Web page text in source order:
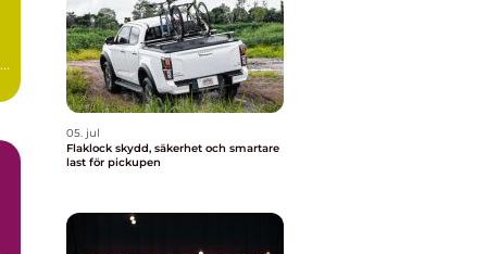
05. jul
Flaklock skydd, säkerhet och smartare
last för pickupen